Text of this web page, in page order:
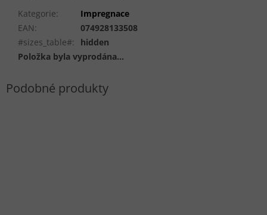
Kategorie:
Impregnace
EAN:
074928133508
#sizes_table#:
hidden
Položka byla vyprodána…